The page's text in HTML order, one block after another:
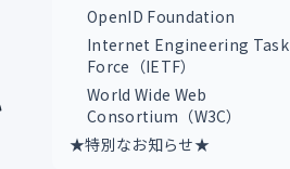
OpenID Foundation
Internet Engineering Task
Force（IETF）
World Wide Web
Consortium（W3C）
★特別なお知らせ★